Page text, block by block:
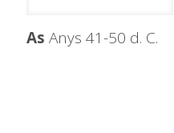
As Anys 41-50 d. C.